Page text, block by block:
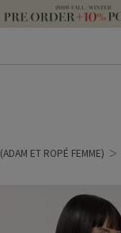
(ADAM ET ROPÉ FEMME)